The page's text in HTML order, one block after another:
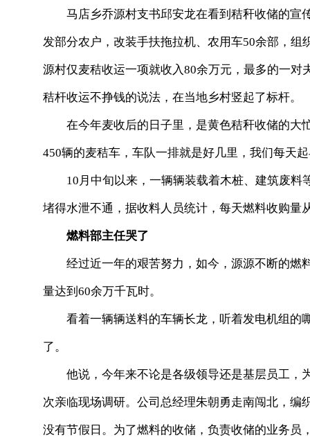
马店乡乔源村支书邱安龙在看到秸秆收储的宣
发部分农户，改装手扶拖拉机、农用车50余部，
源村仅麦秸收运一项就收入80余万元，最多的一
秸杆收运不挣钱的说法，在当地乡村竖起了标杆。
在今年麦收后的日子里，是黄色秸秆收储的大
450辆的麦秸车，车队一排就是好几里，我们每天
10月中旬以来，一辆辆装载着木桩、建筑废料
堵得水泄不通，据收料人员统计，每天燃料收购量
燃料部主任哭了
经过近一年的艰苦努力，如今，源源不断的燃
量达到60余万千瓦时。
看着一辆辆送料的车辆长龙，听着发电机组的
了。
他说，今年来不论是各级领导还是基层员工，
次亲临现场调研。公司总经理朱朝勇走南闯北，
没有节假日。为了燃料的收储，负责收储的业务